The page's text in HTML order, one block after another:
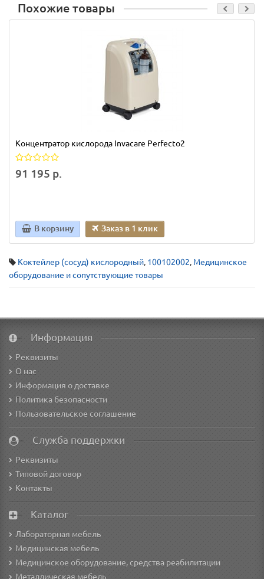
Похожие товары
Концентратор кислорода Invacare Perfecto2
91 195 р.
В корзину Заказ в 1 клик
Коктейлер (сосуд) кислородный, 100102002, Медицинское
оборудование и сопутствующие товары
Информация
Реквизиты
О нас
Информация о доставке
Политика безопасности
Пользовательское соглашение
Служба поддержки
Реквизиты
Типовой договор
Контакты
Каталог
Лабораторная мебель
Медицинская мебель
Медицинское оборудование, средства реабилитации
Металлическая мебель